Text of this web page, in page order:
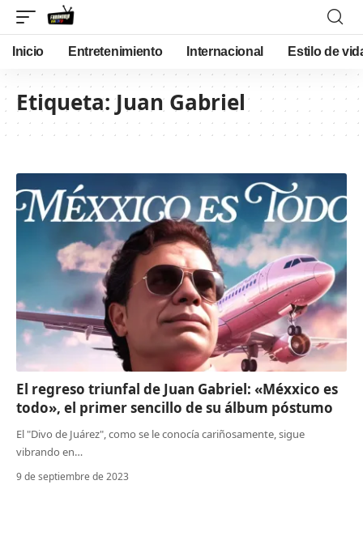
Inicio Entretenimiento Internacional Estilo de
Etiqueta:Juan Gabriel
El regreso triunfal de Juan Gabriel: «Méxxico es
todo», el primer sencillo de su álbum póstumo
El "Divo de Juárez", como se le conocía cariñosamente, sigue
vibrando en…
9 de septiembre de 2023